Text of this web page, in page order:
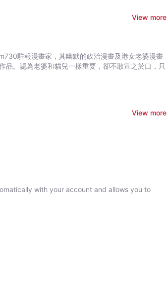
View more
駐報漫畫家，其幽默的政治漫畫及港女老婆漫畫
。認為老婆和貓兒一樣重要，卻不敢宣之於口，只
View more
with your account and allows you to